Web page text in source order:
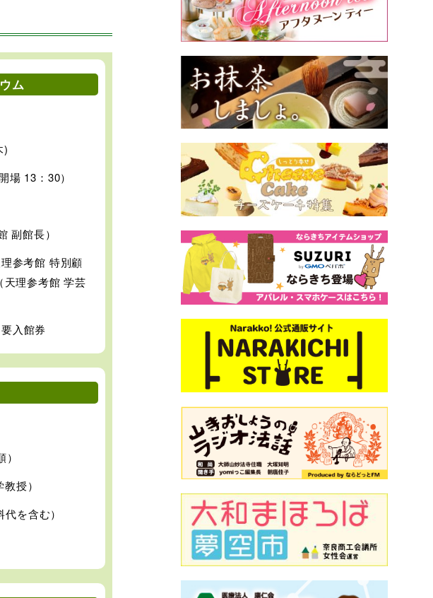
ム
)
場 13：30）
副館長）
理参考館 特別顧
（天理参考館 学芸
入館券
授）
を含む）